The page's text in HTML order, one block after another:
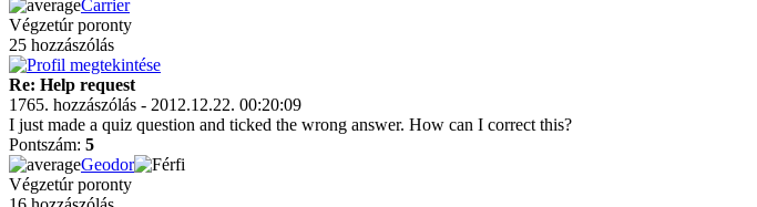
Carrier
Végzetúr poronty
25 hozzászólás
Re: Help request
1765. hozzászólás - 2012.12.22. 00:20:09
I just made a quiz question and ticked the wrong answer. How can I correct this?
Pontszám: 5
Geodor
Végzetúr poronty